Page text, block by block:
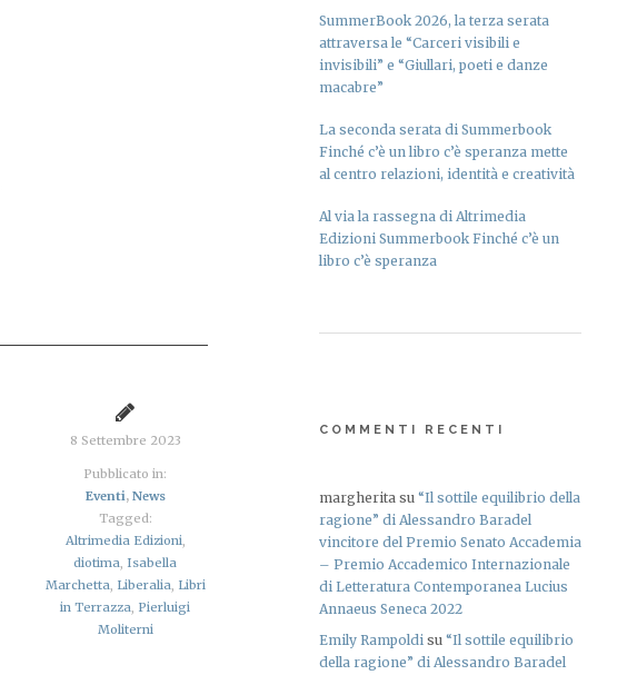
8 Settembre 2023
Pubblicato in:
Eventi, News
Tagged:
Altrimedia Edizioni,
diotima, Isabella
Marchetta, Liberalia, Libri
in Terrazza, Pierluigi
Moliterni
SummerBook 2026, la terza serata
attraversa le “Carceri visibili e
invisibili” e “Giullari, poeti e danze
macabre”
La seconda serata di Summerbook
Finché c’è un libro c’è speranza mette
al centro relazioni, identità e creatività
Al via la rassegna di Altrimedia
Edizioni Summerbook Finché c’è un
libro c’è speranza
COMMENTI RECENTI
margherita su “Il sottile equilibrio della
ragione” di Alessandro Baradel
vincitore del Premio Senato Accademia
– Premio Accademico Internazionale
di Letteratura Contemporanea Lucius
Annaeus Seneca 2022
Emily Rampoldi su “Il sottile equilibrio
della ragione” di Alessandro Baradel